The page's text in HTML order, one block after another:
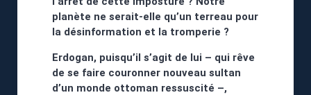
planète ne serait-elle qu’un terreau pour
la désinformation et la tromperie ?
Erdogan, puisqu’il s’agit de lui – qui rêve
de se faire couronner nouveau sultan
d’un monde ottoman ressuscité –,